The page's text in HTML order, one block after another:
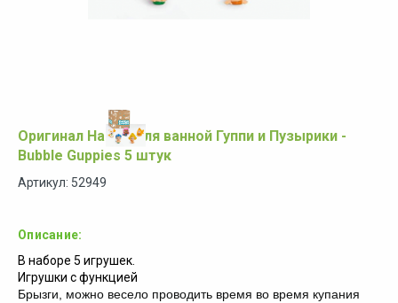
Оригинал Набор для ванной Гуппи и Пузырики -
Bubble Guppies 5 штук
Артикул: 52949
Описание:
В наборе 5 игрушек.
Игрушки с функцией
Брызги, можно весело проводить время во время купания